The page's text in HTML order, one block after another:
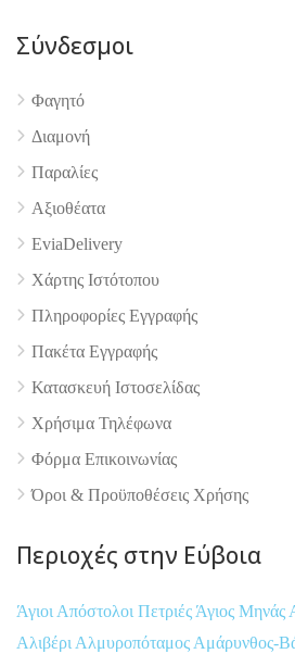
4.9
Σύνδεσμοι
Φαγητό
Διαμονή
Παραλίες
Αξιοθέατα
EviaDelivery
Χάρτης Ιστότοπου
Πληροφορίες Εγγραφής
Πακέτα Εγγραφής
Κατασκευή Ιστοσελίδας
Χρήσιμα Τηλέφωνα
Φόρμα Επικοινωνίας
Όροι & Προϋποθέσεις Xρήσης
Περιοχές στην Εύβοια
Άγιοι Απόστολοι Πετριές Άγιος Μηνάς
Αλιβέρι Αλμυροπόταμος Αμάρυνθος-